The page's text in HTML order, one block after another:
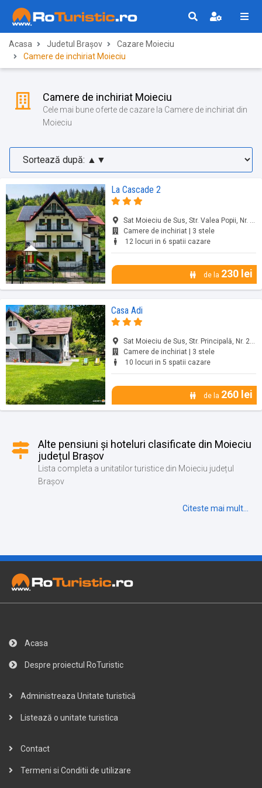
Acasa Judetul Brașov
Cazare Moieciu
Camere de inchiriat Moieciu
Camere de inchiriat Moieciu
Cele mai bune oferte de cazare la Camere de inchiriat din
Moieciu
La Cascade 2
Sat Moieciu de Sus, Str. Valea Popii, Nr. 75B, Moieciu, jud. Brașov
Camere de inchiriat | 3 stele
12 locuri in 6 spatii cazare
de la 230 lei
Casa Adi
Sat Moieciu de Sus, Str. Principală, Nr. 217, Moieciu, jud. Brașov
Camere de inchiriat | 3 stele
10 locuri in 5 spatii cazare
de la 260 lei
Alte pensiuni și hoteluri clasificate din Moieciu
județul Brașov
Lista completa a unitatilor turistice din Moieciu județul
Brașov
Citeste mai mult...
Acasa
Despre proiectul RoTuristic
Administreaza Unitate turistică
Listează o unitate turistica
Contact
Termeni si Conditii de utilizare